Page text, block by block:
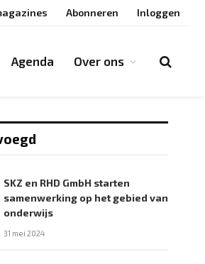
Abonneren Inloggen
Agenda Over ons
SKZ en RHD GmbH starten
samenwerking op het gebied van
onderwijs
31 mei 2024